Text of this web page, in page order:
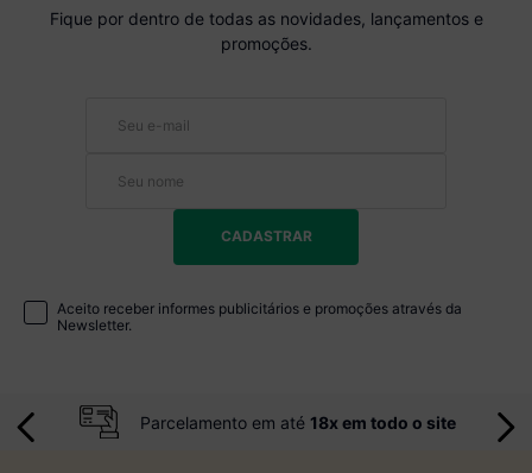
Fique por dentro de todas as novidades, lançamentos e
promoções.
CADASTRAR
Aceito receber informes publicitários e promoções através da
Newsletter.
Parcelamento em até 18x em todo o site